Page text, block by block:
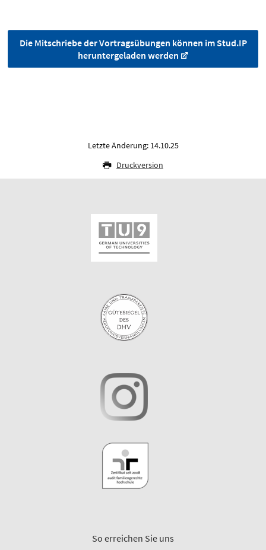
Die Mitschriebe der Vortragsübungen können im Stud.IP
heruntergeladen werden
Letzte Änderung: 14.10.25
Druckversion
So erreichen Sie uns